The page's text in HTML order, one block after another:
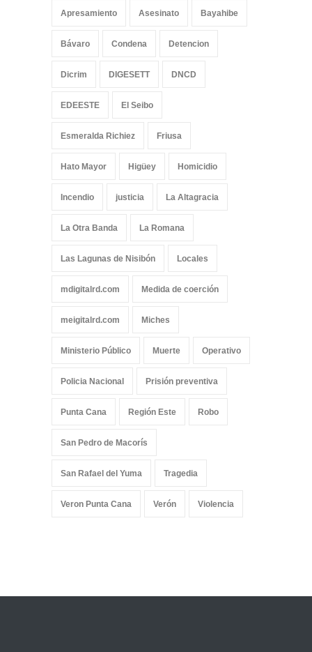
Apresamiento Asesinato Bayahibe
Bávaro Condena Detencion
Dicrim DIGESETT DNCD
EDEESTE El Seibo
Esmeralda Richiez Friusa
Hato Mayor Higüey Homicidio
Incendio justicia La Altagracia
La Otra Banda La Romana
Las Lagunas de Nisibón Locales
mdigitalrd.com Medida de coerción
meigitalrd.com Miches
Ministerio Público Muerte Operativo
Policia Nacional Prisión preventiva
Punta Cana Región Este Robo
San Pedro de Macorís
San Rafael del Yuma Tragedia
Veron Punta Cana Verón Violencia